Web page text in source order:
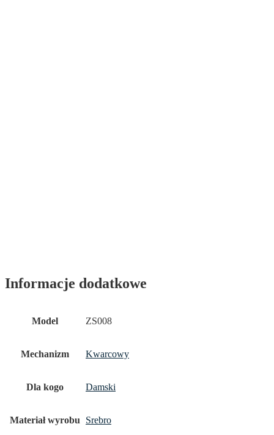
Informacje dodatkowe
Model ZS008
Mechanizm Kwarcowy
Dla kogo Damski
Materiał wyrobu Srebro